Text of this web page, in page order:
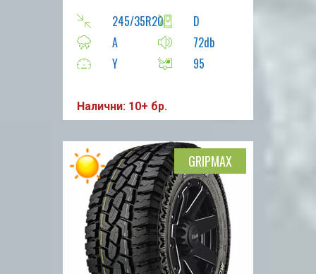
245/35R20
D
A
72db
Y
95
Налични: 10+ бр.
GRIPMAX